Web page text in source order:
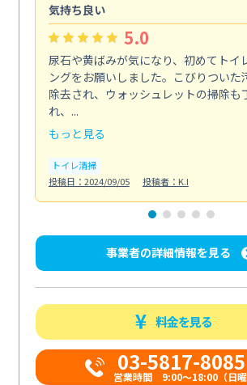
気持ち良い
5.0
尿石や黄ばみが気になり、初めてトイ
ングをお願いしました。こびりついた
除去され、ウォッシュレットの掃除も
れ、...
もっと見る
トイレ清掃
投稿日：2024/09/05
投稿者：K.I
事業者の詳細情報を見る
料金を見る
03-5817-8085
営業時間 9:00～18:00（日